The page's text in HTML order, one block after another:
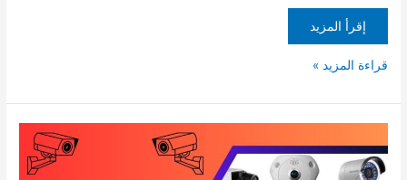
إقرأ المزيد
قراءة المزيد »
مراقبة
شروق